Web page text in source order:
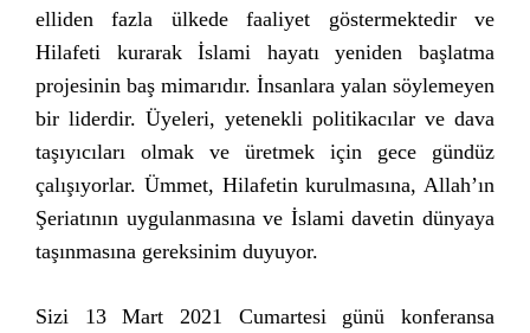
elliden fazla ülkede faaliyet göstermektedir ve
Hilafeti kurarak İslami hayatı yeniden başlatma
projesinin baş mimarıdır. İnsanlara yalan söylemeyen
bir liderdir. Üyeleri, yetenekli politikacılar ve dava
taşıyıcıları olmak ve üretmek için gece gündüz
çalışıyorlar. Ümmet, Hilafetin kurulmasına, Allah’ın
Şeriatının uygulanmasına ve İslami davetin dünyaya
taşınmasına gereksinim duyuyor.
Sizi 13 Mart 2021 Cumartesi günü konferansa